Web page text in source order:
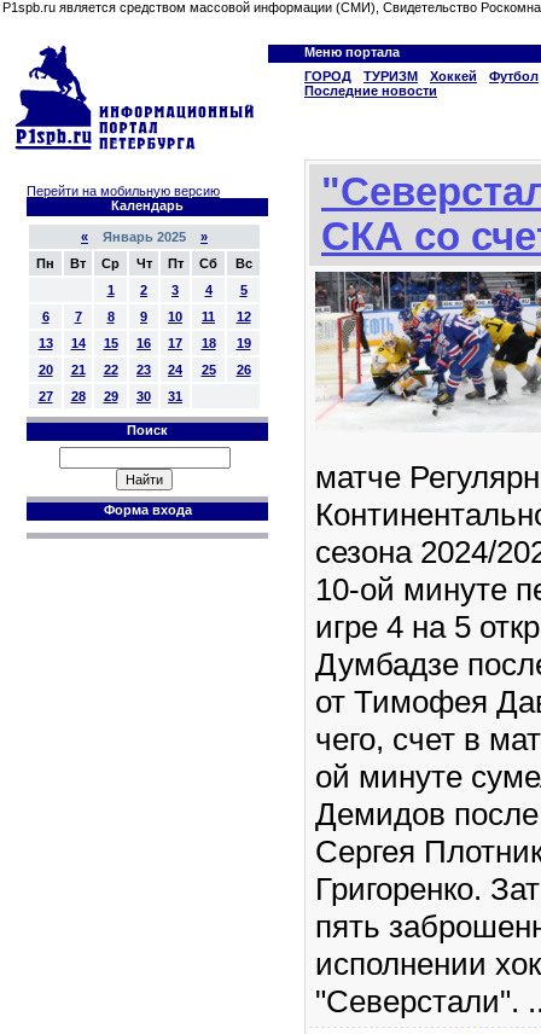
P1spb.ru является средством массовой информации (СМИ), Свидетельство
Меню портала
ГОРОД
ТУРИЗМ Хоккей
Футбол
Последние новости
Перейти на мобильную версию
Календарь
« Январь 2025 »
Пн
Вт Ср Чт Пт Сб
Вс
1
2 3 4
5
6
7 8 9 10 11
12
13
14 15 16 17 18
19
20
21 22 23 24 25
26
27
28 29 30 31
Поиск
Форма входа
СКА со
матче
сезона 2024/
10-ой минуте
игре 4 на 5
Думбадзе
от Тимофея
чего, счет в
ой минуте
Демидов
Сергея
Григоренко.
пять
исполнении
"Северстали".